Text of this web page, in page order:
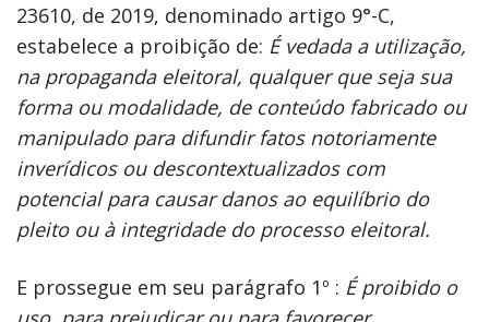
23610, de 2019, denominado artigo 9°-C,
estabelece a proibição de: É vedada a utilização,
na propaganda eleitoral, qualquer que seja sua
forma ou modalidade, de conteúdo fabricado ou
manipulado para difundir fatos notoriamente
inverídicos ou descontextualizados com
potencial para causar danos ao equilíbrio do
pleito ou à integridade do processo eleitoral.
E prossegue em seu parágrafo 1º : É proibido o